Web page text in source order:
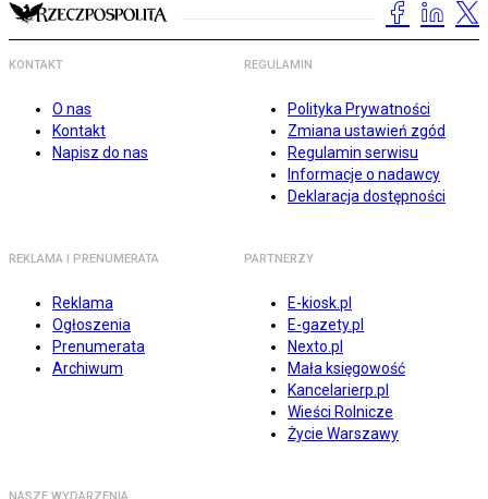
KONTAKT
O nas
Kontakt
Napisz do nas
REGULAMIN
Polityka Prywatności
Zmiana ustawień zgód
Regulamin serwisu
Informacje o nadawcy
Deklaracja dostępności
REKLAMA I PRENUMERATA
Reklama
Ogłoszenia
Prenumerata
Archiwum
PARTNERZY
E-kiosk.pl
E-gazety.pl
Nexto.pl
Mała księgowość
Kancelarierp.pl
Wieści Rolnicze
Życie Warszawy